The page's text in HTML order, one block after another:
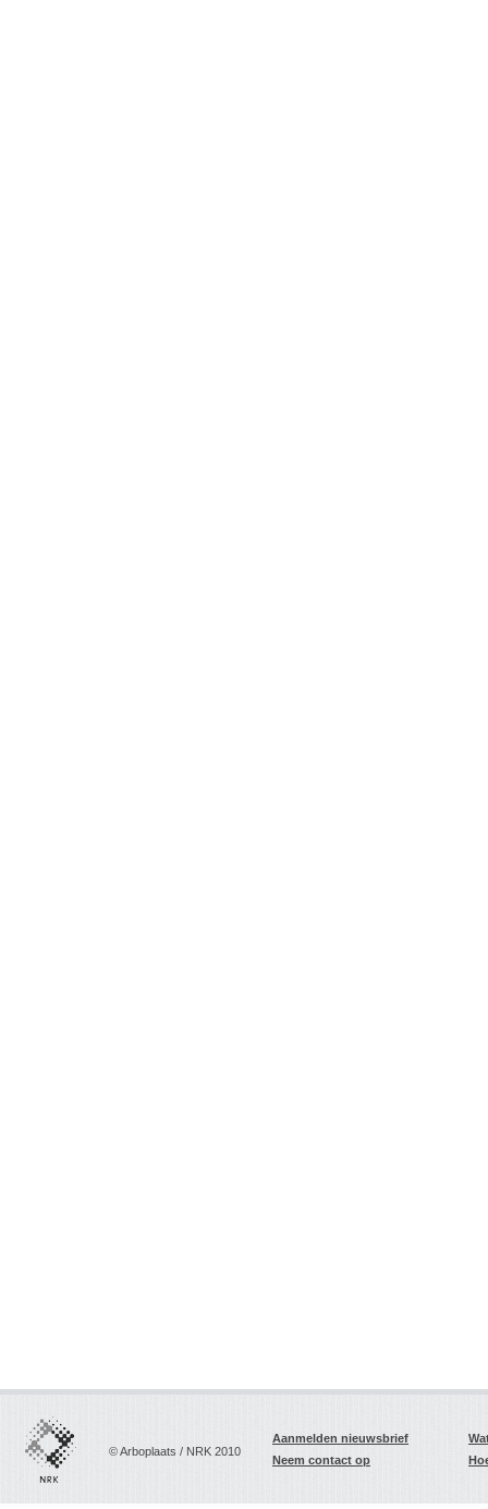
© Arboplaats / NRK 2010
Aanmelden nieuwsbrief
Neem contact op